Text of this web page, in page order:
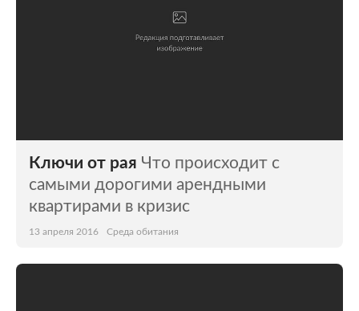
Ключи от рая Что происходит с
самыми дорогими арендными
квартирами в кризис
13 апреля 2016 Среда обитания